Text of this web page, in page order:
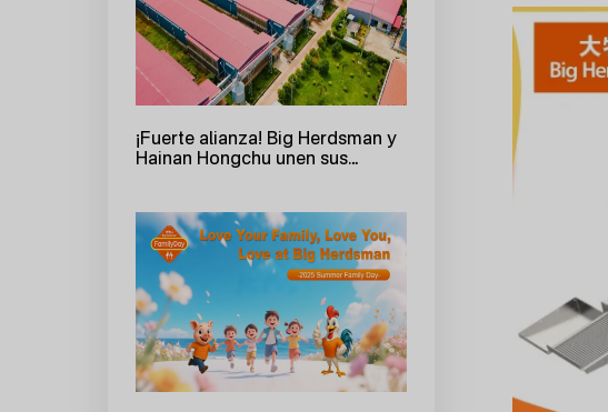
¡Fuerte alianza! Big Herdsman y
Hainan Hongchu unen sus
inteligente en ponedoras con 3
millones de gallinas